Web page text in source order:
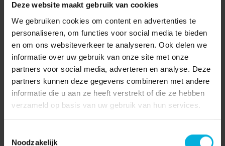
Deze website maakt gebruik van cookies
We gebruiken cookies om content en advertenties te
personaliseren, om functies voor social media te bieden
en om ons websiteverkeer te analyseren. Ook delen we
informatie over uw gebruik van onze site met onze
partners voor social media, adverteren en analyse. Deze
partners kunnen deze gegevens combineren met andere
informatie die u aan ze heeft verstrekt of die ze hebben
verzameld op basis van uw gebruik van hun services.
Noodzakelijk
Pagina delen:
Kom in contact met
Radboud Oncologie Fonds
informatie? Neem contact met ons op, we helpen